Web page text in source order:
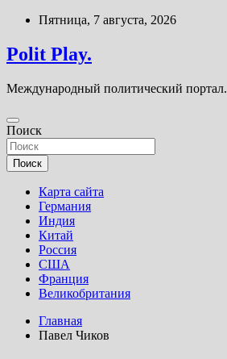
Перейти
содержимому
Пятница, 7 августа, 2026
Polit Play.
Международный политический портал.
Поиск
Поиск
Карта сайта
Германия
Индия
Китай
Россия
США
Франция
Великобритания
Главная
Павел Чиков